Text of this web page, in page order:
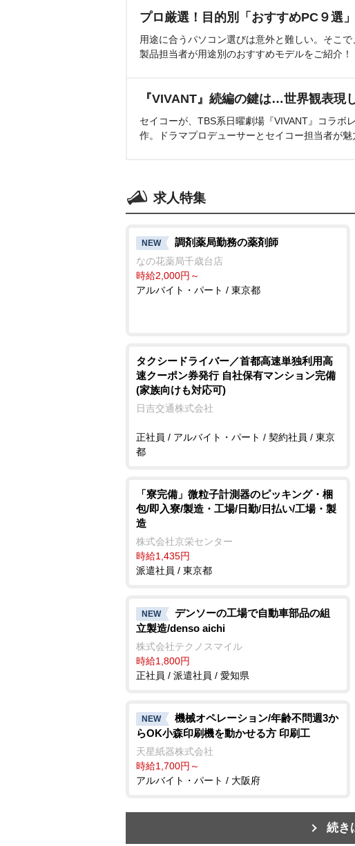
プロ厳選！目的別「おすすめPC９選
用途に合うパソコン選びは意外と難しい。そこ
製品担当者が用途別のおすすめモデルをご紹介！
『VIVANT』続編の鍵は…世界観表現
セイコーが、TBS系日曜劇場『VIVANT』コラボ
作。ドラマプロデューサーとセイコー担当者が魅
求人特集
NEW 調剤薬局勤務の薬剤師
なの花薬局千歳台店
時給2,000円～
アルバイト・パート / 東京都
タクシードライバー／首都高速単独利用高
速クーポン券発行 自社保有マンション完備
(家族向けも対応可)
日吉交通株式会社
正社員 / アルバイト・パート / 契約社員 / 東京
都
「寮完備」微粒子計測器のピッキング・梱
包/即入寮/製造・工場/日勤/日払い/工場・製
造
株式会社京栄センター
時給1,435円
派遣社員 / 東京都
NEW
デンソーの工場で自動車部品の組
立製造/denso aichi
株式会社テクノスマイル
時給1,800円
正社員 / 派遣社員 / 愛知県
NEW
機械オペレーション/年齢不問週3か
らOK小森印刷機を動かせる方 印刷工
天星紙器株式会社
時給1,700円～
アルバイト・パート / 大阪府
続き